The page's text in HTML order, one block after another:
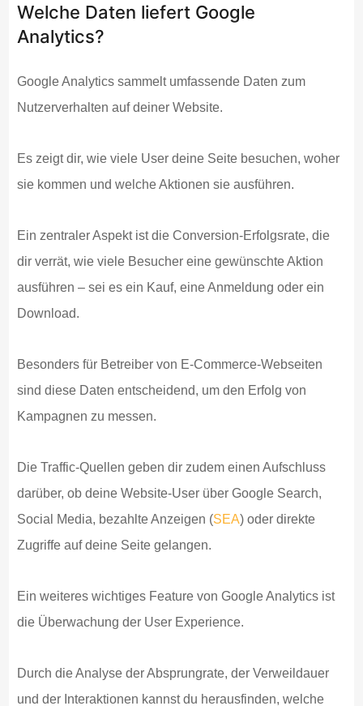
Welche Daten liefert Google
Analytics?
Google Analytics sammelt umfassende Daten zum
Nutzerverhalten auf deiner Website.
Es zeigt dir, wie viele User deine Seite besuchen, woher
sie kommen und welche Aktionen sie ausführen.
Ein zentraler Aspekt ist die Conversion-Erfolgsrate, die
dir verrät, wie viele Besucher eine gewünschte Aktion
ausführen – sei es ein Kauf, eine Anmeldung oder ein
Download.
Besonders für Betreiber von E-Commerce-Webseiten
sind diese Daten entscheidend, um den Erfolg von
Kampagnen zu messen.
Die Traffic-Quellen geben dir zudem einen Aufschluss
darüber, ob deine Website-User über Google Search,
Social Media, bezahlte Anzeigen (SEA) oder direkte
Zugriffe auf deine Seite gelangen.
Ein weiteres wichtiges Feature von Google Analytics ist
die Überwachung der User Experience.
Durch die Analyse der Absprungrate, der Verweildauer
und der Interaktionen kannst du herausfinden, welche